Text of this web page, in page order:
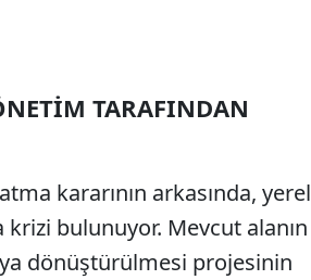
TARAFINDAN
kararının arkasında, yerel
bulunuyor. Mevcut alanın
dönüştürülmesi projesinin